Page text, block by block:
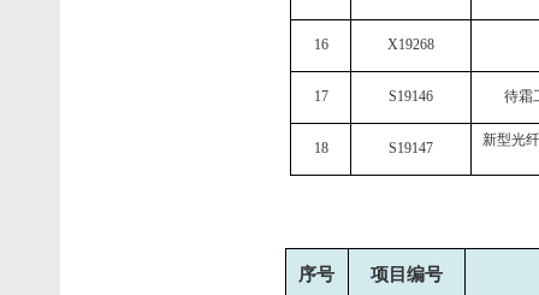
16 X19268
17 S19146 待霜
18 S19147 新型光
序号 项目编号